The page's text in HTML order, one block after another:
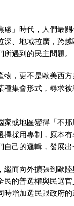
」時代，人們最
、地域拉廣，跨
遇到的民主問題。
，更不是歐美西
集會形式，尋求被
或地區變得「不
採用專制，原本
己的邏輯，發展出
而向外擴張到歐
的普選權與民選
增加選民跟政府